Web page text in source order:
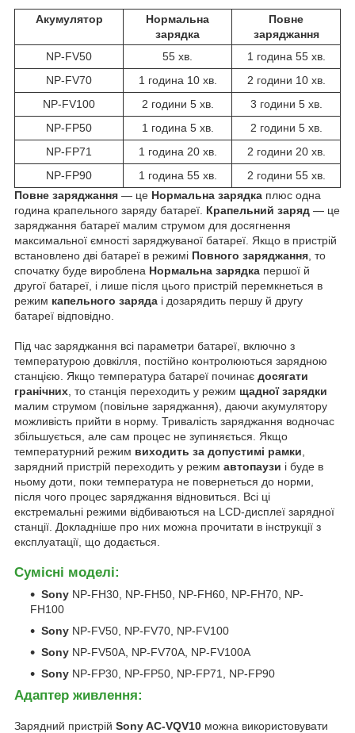
Акумулятор
Нормальна
зарядка
Повне
заряджання
NP-FV50
55 хв.
1 година 55 хв.
NP-FV70
1 година 10 хв.
2 години 10 хв.
NP-FV100
2 години 5 хв.
3 години 5 хв.
NP-FP50
1 година 5 хв.
2 години 5 хв.
NP-FP71
1 година 20 хв.
2 години 20 хв.
NP-FP90
1 година 55 хв.
2 години 55 хв.
Повне заряджання — це Нормальна зарядка плюс одна
година крапельного заряду батареї. Крапельний заряд — це
заряджання батареї малим струмом для досягнення
максимальної ємності заряджуваної батареї. Якщо в пристрій
встановлено дві батареї в режимі Повного заряджання , то
спочатку буде вироблена Нормальна зарядка першої й
другої батареї, і лише після цього пристрій перемкнеться в
режим капельного заряда і дозарядить першу й другу
батареї відповідно.
Під час заряджання всі параметри батареї, включно з
температурою довкілля, постійно контролюються зарядною
станцією. Якщо температура батареї починає досягати
гранічних , то станція переходить у режим щадної зарядки
малим струмом (повільне заряджання), даючи акумулятору
можливість прийти в норму. Тривалість заряджання водночас
збільшується, але сам процес не зупиняється. Якщо
температурний режим виходить за допустимі рамки
зарядний пристрій переходить у режим автопаузи і буде в
ньому доти, поки температура не повернеться до норми,
після чого процес заряджання відновиться. Всі ці
екстремальні режими відбиваються на LCD-дисплеї зарядної
станції. Докладніше про них можна прочитати в інструкції з
експлуатації, що додається.
Сумісні моделі:
Sony NP-FH30, NP-FH50, NP-FH60, NP-FH70, NP-
FH100
Sony NP-FV50, NP-FV70, NP-FV100
Sony NP-FV50A, NP-FV70A, NP-FV100A
Sony NP-FP30, NP-FP50, NP-FP71, NP-FP90
Адаптер живлення:
Зарядний пристрій Sony AC-VQV10 можна використовувати